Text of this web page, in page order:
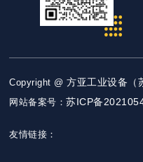
Copyright @方亚工业设备（
网站备案号：苏ICP备
友情链接：